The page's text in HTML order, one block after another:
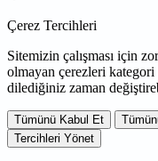
Çerez Tercihleri
Sitemizin çalışması için
olmayan çerezleri
dilediğiniz zaman
Tümünü Kabul Et
Tercihleri Yönet